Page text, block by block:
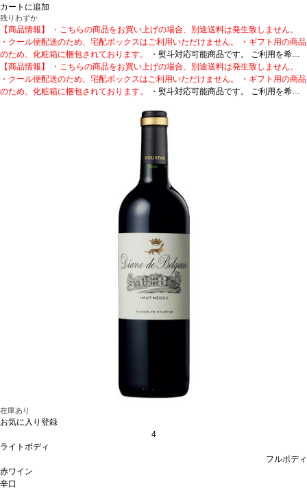
カートに追加
残りわずか
【商品情報】 ・こちらの商品をお買い上げの場合、別途送料は発生致しません。
・クール便配送のため、宅配ボックスはご利用いただけません。 ・ギフト用の商品
のため、化粧箱に梱包されております。
・熨斗対応可能商品です。 ご利用を希望
される場合、ご注文時コメント欄に熨斗をご希望の旨と「結び・上部表書き内容・
下部のお名入れ内容」の3つをご入力ください。無地熨斗の場合は、結びをご指定
のうえ「無地熨斗」とご記載ください。 ※熨斗をご希望の場合、作成作業のため最
ください。 もし最短日を選択された場合は、指定日翌日の配送となります。ご了承
ください。 ・下記ワインが1本含まれています。
ディアンヌ・ド・ベルグラーヴ (2018)
テイスティングノート
やかで官能的な味わいが広がる。繊細でしっかりとしたタンニンを持ち、バランス
牛リブ肉、ラムのムース、セップ茸のオムレ
ツ、ローストポーク、ローストビーフ、ロッシーニ風ステーキ、チーズなどと好相
メルロー 85%、カベルネ・ソーヴィニヨン 11%、プティ・ヴェルド
【商品情報】 ・こちらの商品をお買い上げの場合、別途送料は発生致しません。
・クール便配送のため、宅配ボックスはご利用いただけません。 ・ギフト用の商品
のため、化粧箱に梱包されております。
・熨斗対応可能商品です。 ご利用を希望
下部のお名入れ内容」の3つをご入力ください。無地熨斗の場合は、結びをご指定
のうえ「無地熨斗」とご記載ください。 ※熨斗をご希望の場合、作成作業のため最
短日出荷はお承り致しかねます。 必ず最短日から+1日後より配送指定日をご選択
ください。 もし最短日を選択された場合は、指定日翌日の配送となります。ご了承
ください。 ・下記ワインが1本含まれています。
ディアンヌ・ド・ベルグラーヴ (2018)
テイスティングノート熟した赤果実のノーズを示し、まろ
やかで官能的な味わいが広がる。繊細でしっかりとしたタンニンを持ち、バランス
合う料理
牛リブ肉、ラムのムース、セップ茸のオムレ
メルロー 85%、カベルネ・ソーヴィニヨン 11%、プティ・ヴェルド
在庫あり
お気に入り登録
4
ライトボディ
フルボディ
赤ワイン
辛口